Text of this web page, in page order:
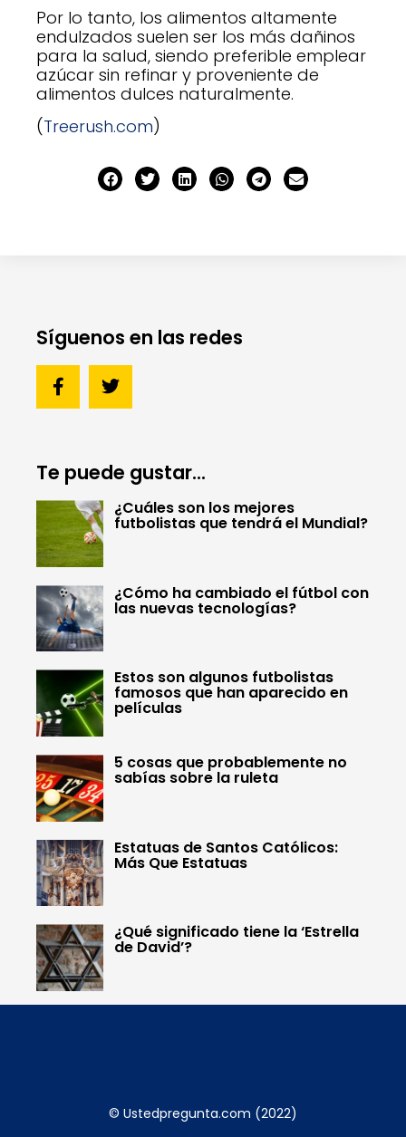
Por lo tanto, los alimentos altamente
endulzados suelen ser los más dañinos
para la salud, siendo preferible emplear
azúcar sin refinar y proveniente de
alimentos dulces naturalmente.
(Treerush.com)
Síguenos en las redes
Te puede gustar...
¿Cuáles son los mejores
futbolistas que tendrá el Mundial?
¿Cómo ha cambiado el fútbol con
las nuevas tecnologías?
Estos son algunos futbolistas
famosos que han aparecido en
películas
5 cosas que probablemente no
sabías sobre la ruleta
Estatuas de Santos Católicos:
Más Que Estatuas
¿Qué significado tiene la ‘Estrella
de David’?
© Ustedpregunta.com (2022)